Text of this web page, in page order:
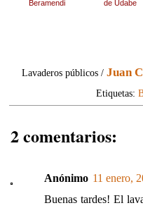
Beramendi de Udabe
Lavaderos públicos /Juan
Etiquetas:
2 comentarios:
Anónimo 11 enero,
Buenas tardes! El